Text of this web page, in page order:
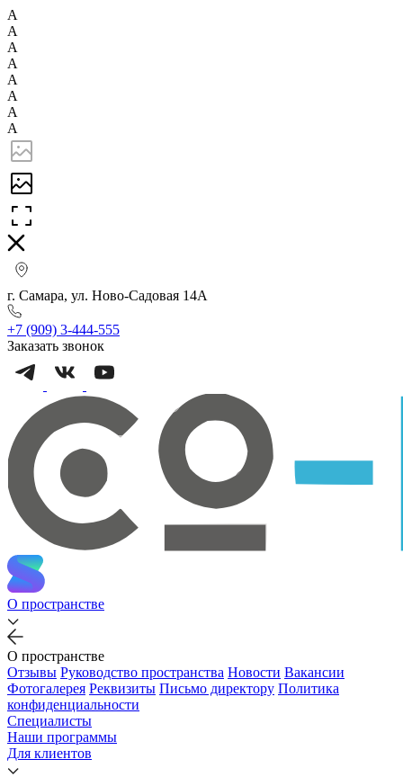
А
А
А
А
А
А
А
А
г. Самара, ул. Ново-Садовая 14А
+7 (909) 3-444-555
Заказать звонок
О пространстве
О пространстве
Отзывы Руководство пространства Новости Вакансии
Фотогалерея Реквизиты Письмо директору Политика
конфиденциальности
Специалисты
Наши программы
Для клиентов